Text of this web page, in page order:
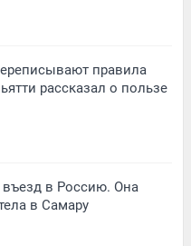
правила
рассказал о пользе
въезд в Россию. Она
в Самару